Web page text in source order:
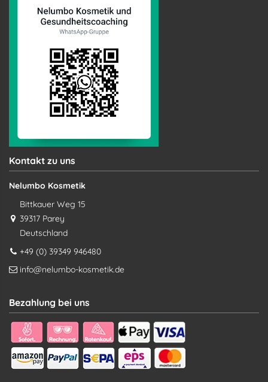
Kontakt zu uns
Nelumbo Kosmetik
Bittkauer Weg 15
39317 Parey
Deutschland
+49 (0) 39349 946480
info@nelumbo-kosmetik.de
Bezahlung bei uns